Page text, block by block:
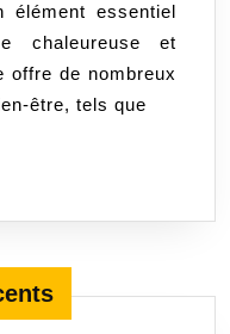
chaleureuse et
offre de nombreux
être, tels que